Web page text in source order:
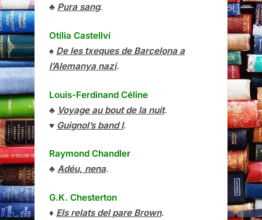
♣ Pura sang.
Otília Castellví
♠ De les txeques de Barcelona a
l’Alemanya nazi.
Louis-Ferdinand Céline
♣ Voyage au bout de la nuit.
♥ Guignol’s band I.
Raymond Chandler
♣ Adéu, nena.
G.K. Chesterton
♦ Els relats del pare Brown.